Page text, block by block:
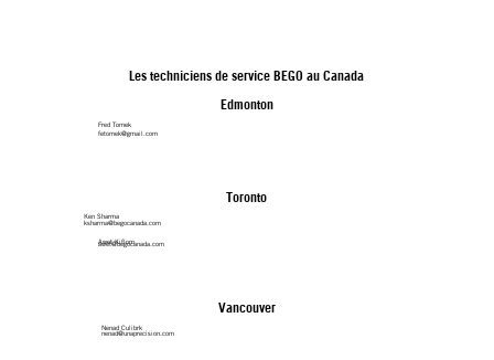
Les techniciens de service BEGO au Canada
Edmonton
Fred Tomek
fetomek@gmail.com
Toronto
Ken Sharma
ksharma@begocanada.com
Awet Kiflom
awet@begocanada.com
Vancouver
Nenad Culibrk
nenad@unaprecision.com